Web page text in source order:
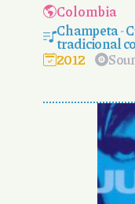
Colombia
Champeta-
tradicional
2012